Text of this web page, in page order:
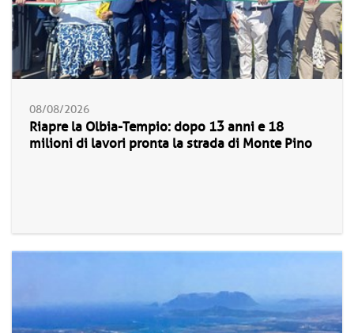
08/08/2026
Riapre la Olbia-Tempio: dopo 13 anni e 18
milioni di lavori pronta la strada di Monte Pino